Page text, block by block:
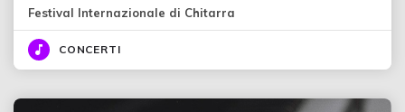
Festival Internazionale di Chitarra
CONCERTI